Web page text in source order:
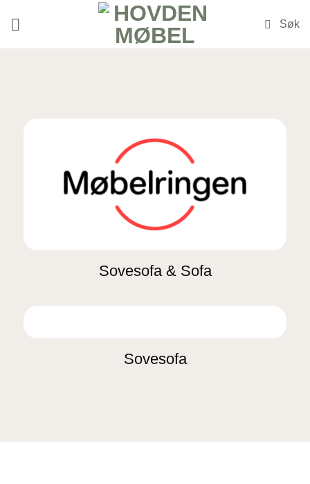
Sovesofa & Sofa
Sovesofa